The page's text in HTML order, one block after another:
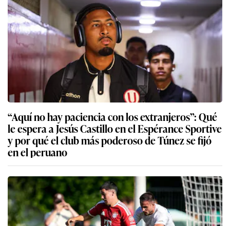
“Aquí no hay paciencia con los extranjeros”: Qué
le espera a Jesús Castillo en el Espérance Sportive
y por qué el club más poderoso de Túnez se fijó
en el peruano